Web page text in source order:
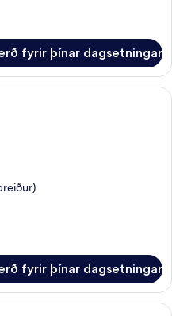
fyrir þínar dagsetningar
Öryggishólf í herbergi, skrifborð,
fyrir þínar dagsetningar
Svíta | Öryggishólf í herbergi,